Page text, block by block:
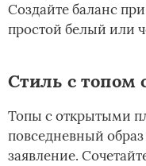
Создайте баланс
простой белый или
Стиль с
Топы с открытыми
повседневный
заявление.